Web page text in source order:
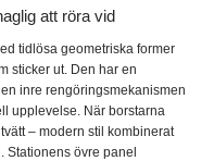
att röra vid
tidlösa geometriska former
sticker ut. Den har en
inre rengöringsmekanismen
upplevelse. När borstarna
– modern stil kombinerat
Stationens övre panel